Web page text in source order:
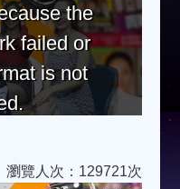
the
failed or
is not
瀏覽人次：129721次